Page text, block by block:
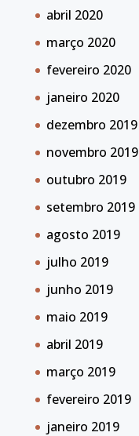
abril 2020
março 2020
fevereiro 2020
janeiro 2020
dezembro 2019
novembro 2019
outubro 2019
setembro 2019
agosto 2019
julho 2019
junho 2019
maio 2019
abril 2019
março 2019
fevereiro 2019
janeiro 2019